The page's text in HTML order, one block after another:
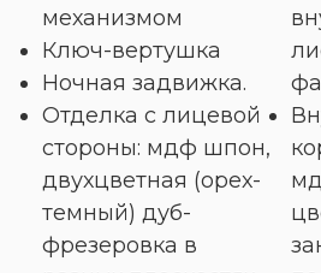
механизмом
Ключ-вертушка
Ночная задвижка.
Отделка с лицевой
стороны: мдф шпон,
двухцветная (орех-
темный) дуб-
фрезеровка в